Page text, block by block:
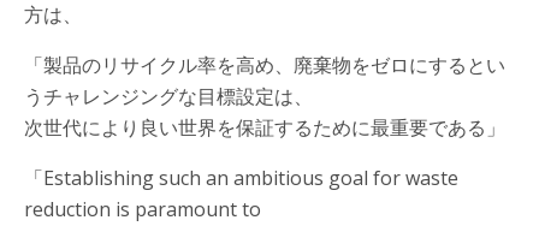
方は、
「製品のリサイクル率を高め、廃棄物をゼロにするとい
うチャレンジングな目標設定は、
次世代により良い世界を保証するために最重要である」
「Establishing such an ambitious goal for waste
reduction is paramount to